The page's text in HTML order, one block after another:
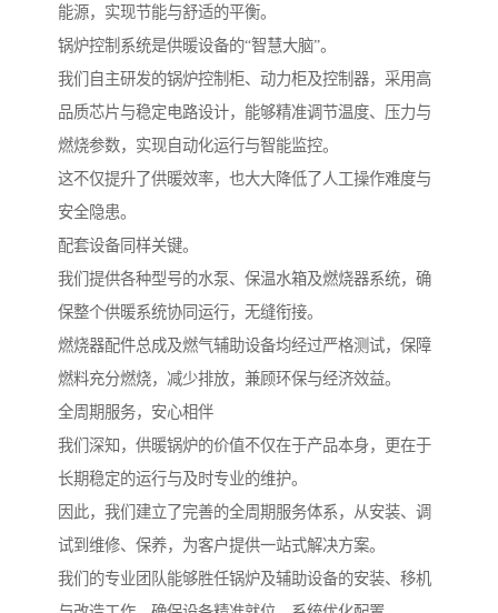
能源，实现节能与舒适的平衡。
锅炉控制系统是供暖设备的“智慧大脑”。
我们自主研发的锅炉控制柜、动力柜及控制器，采用高
品质芯片与稳定电路设计，能够精准调节温度、压力与
燃烧参数，实现自动化运行与智能监控。
这不仅提升了供暖效率，也大大降低了人工操作难度与
安全隐患。
配套设备同样关键。
我们提供各种型号的水泵、保温水箱及燃烧器系统，确
保整个供暖系统协同运行，无缝衔接。
燃烧器配件总成及燃气辅助设备均经过严格测试，保障
燃料充分燃烧，减少排放，兼顾环保与经济效益。
全周期服务，安心相伴
我们深知，供暖锅炉的价值不仅在于产品本身，更在于
长期稳定的运行与及时专业的维护。
因此，我们建立了完善的全周期服务体系，从安装、调
试到维修、保养，为客户提供一站式解决方案。
我们的专业团队能够胜任锅炉及辅助设备的安装、移机